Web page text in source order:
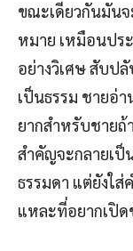
ขณะเดียวกันมันจ
หมาย เหมือนปร
อย่างวิเศษ สับปลั
เป็นธรรม ชายอ่า
ยากสำหรับชายถ้
สำคัญจะกลายเป็
ธรรมดา แต่ยังใส่
แหละที่อยากเปิด